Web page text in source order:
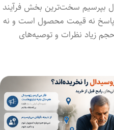
بپرسیم سخت‌ترین بخش فرآیند
پاسخ نه قیمت محصول است و نه
زیاد نظرات و توصیه‌های